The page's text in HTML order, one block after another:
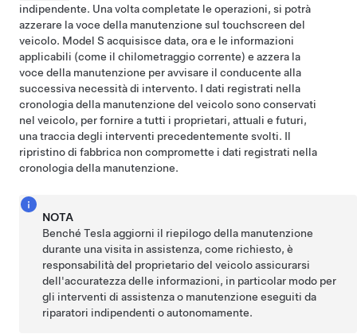
indipendente. Una volta completate le operazioni, si potrà
azzerare la voce della manutenzione sul touchscreen del
veicolo. Model S acquisisce data, ora e le informazioni
applicabili (come il chilometraggio corrente) e azzera la
voce della manutenzione per avvisare il conducente alla
successiva necessità di intervento. I dati registrati nella
cronologia della manutenzione del veicolo sono conservati
nel veicolo, per fornire a tutti i proprietari, attuali e futuri,
una traccia degli interventi precedentemente svolti. Il
ripristino di fabbrica non compromette i dati registrati nella
cronologia della manutenzione.
NOTA
Benché Tesla aggiorni il riepilogo della manutenzione
durante una visita in assistenza, come richiesto, è
responsabilità del proprietario del veicolo assicurarsi
dell'accuratezza delle informazioni, in particolar modo per
gli interventi di assistenza o manutenzione eseguiti da
riparatori indipendenti o autonomamente.